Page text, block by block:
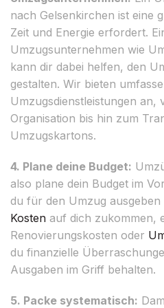
nach Gelsenkirchen ist eine
Zeit und Energie erfordert.
Umzugsunternehmen wie
kann dir dabei helfen, den
gestalten. Wir bieten
Umzugsdienstleistungen an,
Organisation bis hin zum
Umzugskartons.
4. Plane deine Budget:
also plane dein Budget im
du für den Umzug
Kosten auf dich zukommen,
Renovierungskosten oder
du finanzielle
Ausgaben im Griff behalten.
5. Packe systematisch: